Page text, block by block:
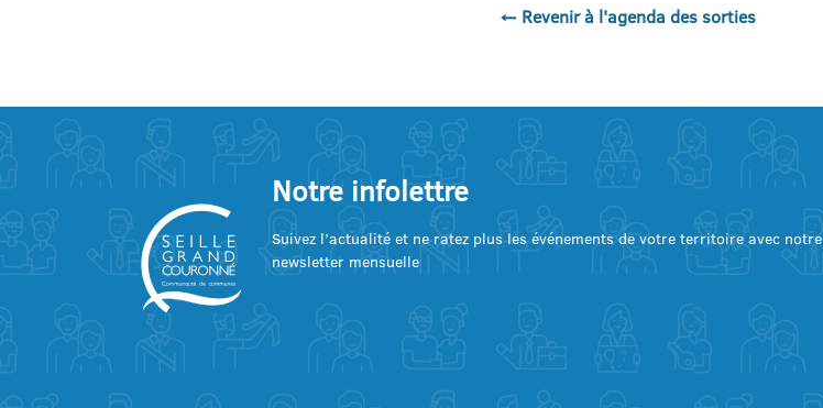
← Revenir à l'agenda des sorties
Notre infolettre
Suivez l’actualité et ne ratez plus les événements de votre territoire avec notre
newsletter mensuelle